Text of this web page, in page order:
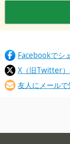
Facebookでシ
X（旧Twitter）
友人にメールで